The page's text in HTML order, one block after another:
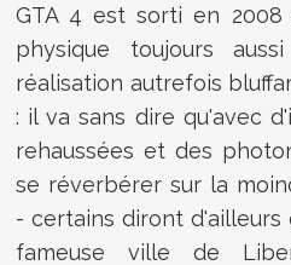
GTA 4 est sorti en
physique toujours
réalisation autrefois
: il va sans dire qu'avec
rehaussées et des
se réverbérer sur la
- certains diront d'ailleurs
fameuse ville de